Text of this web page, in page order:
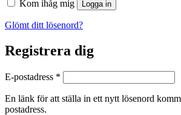
Kom ihåg mig Logga in
Glömt ditt lösenord?
Registrera dig
E-postadress *
En länk för att ställa in ett nytt lösenord
postadress.